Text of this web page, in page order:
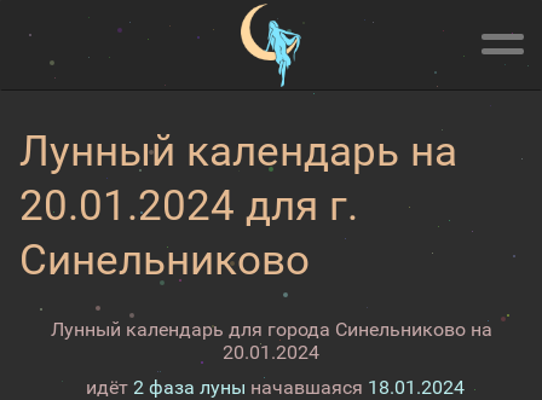
Лунный календарь на
20.01.2024 для г.
Синельниково
Лунный календарь для города Синельниково на
20.01.2024
идёт 2 фаза луны начавшаяся 18.01.2024